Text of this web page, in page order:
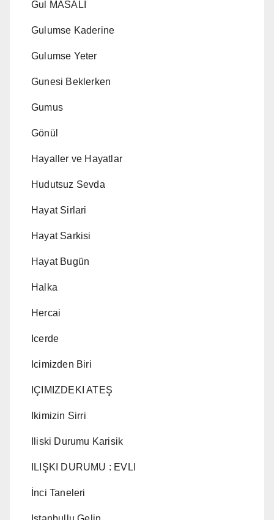
Gul MASALI
Gulumse Kaderine
Gulumse Yeter
Gunesi Beklerken
Gumus
Gönül
Hayaller ve Hayatlar
Hudutsuz Sevda
Hayat Sirlari
Hayat Sarkisi
Hayat Bugün
Halka
Hercai
Icerde
Icimizden Biri
IÇIMIZDEKI ATEŞ
Ikimizin Sirri
Iliski Durumu Karisik
ILIŞKI DURUMU : EVLI
İnci Taneleri